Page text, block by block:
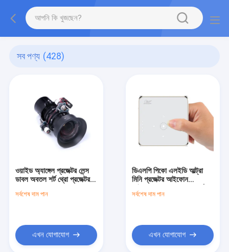
সব পণ্য (428)
ওয়াইড অ্যাঙ্গেল প্রজেক্টর লেন্স
ডাবল অবতল শর্ট থ্রো প্রজেক্টর
সর্বশেষ দাম পান
এখন যোগাযোগ
ডিএলপি পিকো এলইডি আল্ট্রা
মিনি প্রজেক্টর আইফোন
সর্বশেষ দাম পান
এখন যোগাযোগ